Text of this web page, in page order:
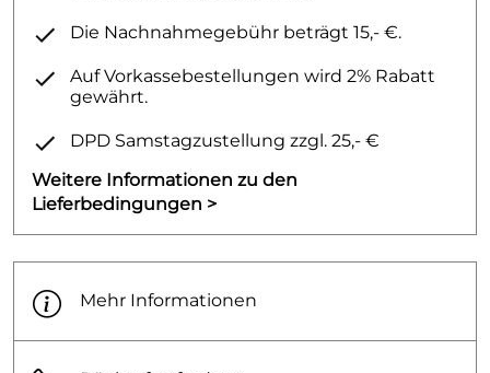
Die Nachnahmegebühr beträgt 15,- €.
Auf Vorkassebestellungen wird 2% Rabatt
gewährt.
DPD Samstagzustellung zzgl. 25,- €
Weitere Informationen zu den
Lieferbedingungen >
Mehr Informationen